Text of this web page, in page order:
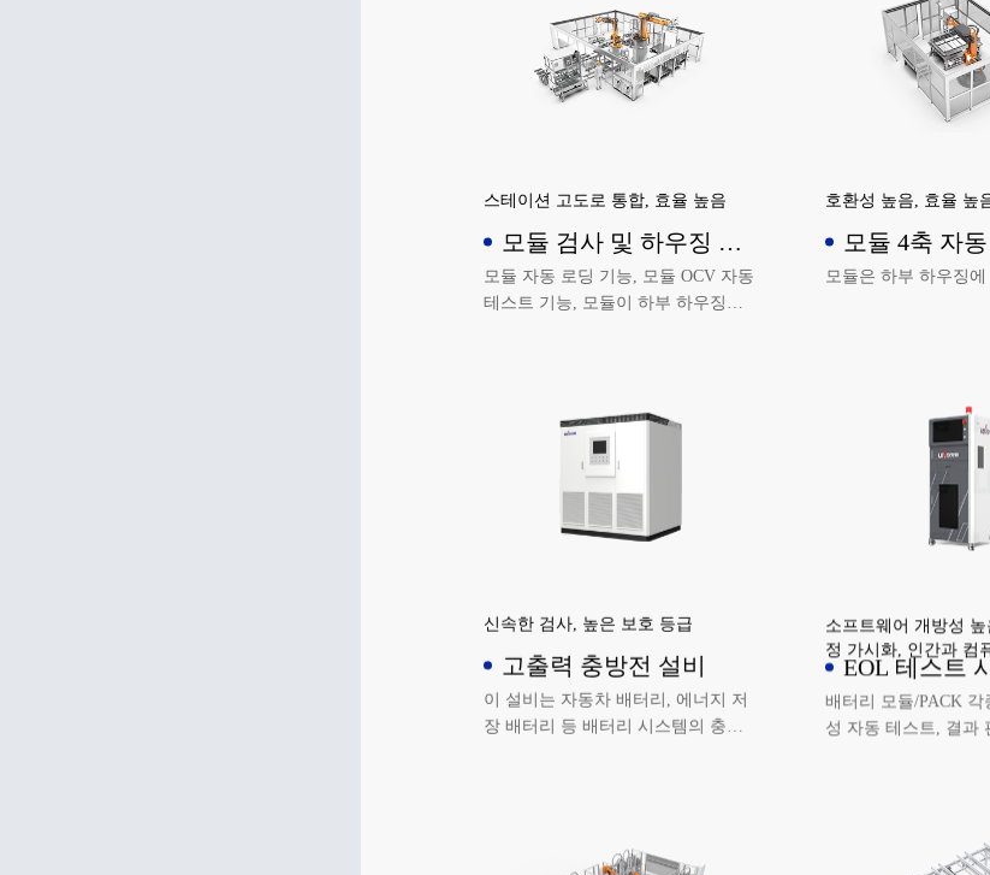
스테이션 고도로 통합, 효율 높음
모듈 검사 및 하우징 삽
입 설비
모듈 자동 로딩 기능, 모듈 OCV 자동
테스트 기능, 모듈이 하부 하우징에
호환성 높음, 효율 높
모듈 4축 자동
모듈은 하부 하우징에
신속한 검사, 높은 보호 등급
고출력 충방전 설비
이 설비는 자동차 배터리, 에너지 저
장 배터리 등 배터리 시스템의 충방
소프트웨어 개방성
정 가시화, 인간과 컴
EOL 테스트
배터리 모듈/PACK 각
성 자동 테스트, 결과